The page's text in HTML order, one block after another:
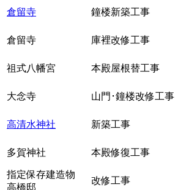
倉留寺 鐘楼新築工事
倉留寺 庫裡改修工事
祖式八幡宮 本殿屋根替工事
大念寺 山門･鐘楼改修工事
高清水神社 新築工事
多賀神社 本殿修復工事
指定保存建造物
高橋邸
改修工事